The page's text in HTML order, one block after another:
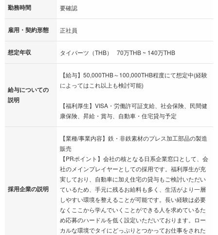
勤務時間 要確認
雇用・契約形態 正社員
想定年収 タイバーツ（THB） 70万THB ~ 140万THB
給与についての
説明
【給与】50,000THB～100,000THB程度にて想定中(経験
によってはこれ以上も検討可能)
【福利厚生】VISA・労働許可証支給、社会保険、民間健
康保険、昇給・賞与、自動車・住宅貸与予定
採用企業の説明
【業種/事業内容】鉄・非鉄素材のプレス加工部品の製造
販売
【PRポイント】会社の核となる日系企業窓口として、会
社のメインプレイヤーとしての採用です。福利厚生が充
実しており、自動車に加え住宅の貸与もご検討いただい
ているため、手元に残るお給料も多く、生活がより一層
しやすい環境を整えることが可能です。長い経験は必要
なくここから学んでいくことができる人を求めているた
め応募のハードルを低く設定いただいております。ロー
カルな環境でタイにどっぷりとつかってお仕事をされた